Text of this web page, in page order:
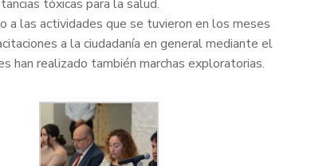
tóxicas para la salud.
a las actividades que se tuvieron en los meses
a la ciudadanía en general mediante el
han realizado también marchas exploratorias.